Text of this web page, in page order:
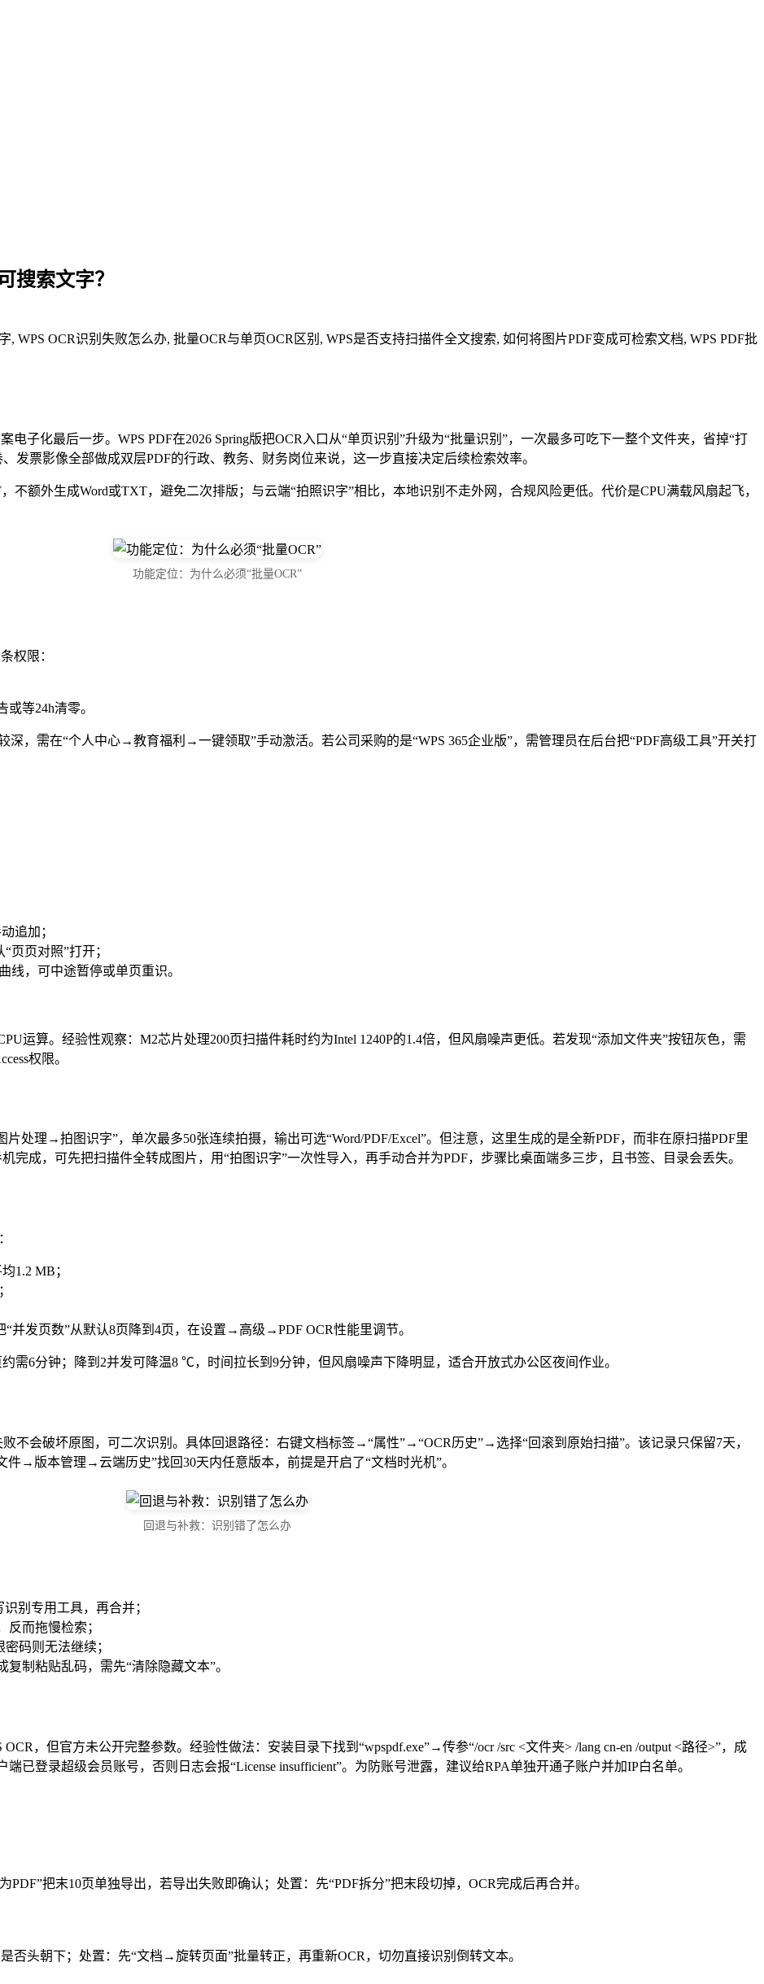
搜索文字？
子化最后一步。WPS PDF在2026 Spring版把OCR入口从“单页识别”升级为“批量识别”，一次最多可吃下一整个文件夹，省掉“打
发票影像全部做成双层PDF的行政、教务、财务岗位来说，这一步直接决定后续检索效率。
不额外生成Word或TXT，避免二次排版；与云端“拍照识字”相比，本地识别不走外网，合规风险更低。代价是CPU满载风扇起飞，
功能定位：为什么必须“批量OCR”
权限：
等24h清零。
深，需在“个人中心→教育福利→一键领取”手动激活。若公司采购的是“WPS 365企业版”，需管理员在后台把“PDF高级工具”开关打
追加；
页页对照”打开；
线，可中途暂停或单页重识。
运算。经验性观察：M2芯片处理200页扫描件耗时约为Intel 1240P的1.4倍，但风扇噪声更低。若发现“添加文件夹”按钮灰色，需
权限。
处理→拍图识字”，单次最多50张连续拍摄，输出可选“Word/PDF/Excel”。但注意，这里生成的是全新PDF，而非在原扫描PDF里
完成，可先把扫描件全转成图片，用“拍图识字”一次性导入，再手动合并为PDF，步骤比桌面端多三步，且书签、目录会丢失。
1.2 MB；
并发页数”从默认8页降到4页，在设置→高级→PDF OCR性能里调节。
需6分钟；降到2并发可降温8 ℃，时间拉长到9分钟，但风扇噪声下降明显，适合开放式办公区夜间作业。
不会破坏原图，可二次识别。具体回退路径：右键文档标签→“属性”→“OCR历史”→选择“回滚到原始扫描”。该记录只保留7天，
→版本管理→云端历史”找回30天内任意版本，前提是开启了“文档时光机”。
回退与补救：识别错了怎么办
别专用工具，再合并；
反而拖慢检索；
码则无法继续；
制粘贴乱码，需先“清除隐藏文本”。
，但官方未公开完整参数。经验性做法：安装目录下找到“wpspdf.exe”→传参“/ocr /src <文件夹> /lang cn-en /output <路径>”，成
已登录超级会员账号，否则日志会报“License insufficient”。为防账号泄露，建议给RPA单独开通子账户并加IP白名单。
把末10页单独导出，若导出失败即确认；处置：先“PDF拆分”把末段切掉，OCR完成后再合并。
头朝下；处置：先“文档→旋转页面”批量转正，再重新OCR，切勿直接识别倒转文本。